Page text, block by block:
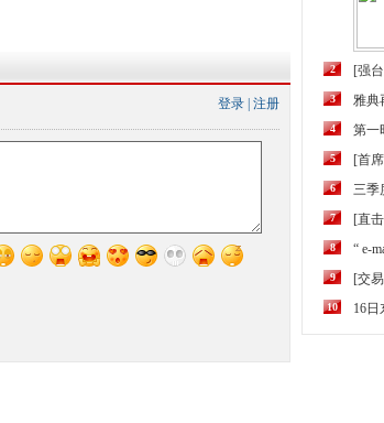
登录 注册
2 [强
3 雅典
4 第一
5 [首
6 三季
7 [直
8 “ e-
9 [交
10 16